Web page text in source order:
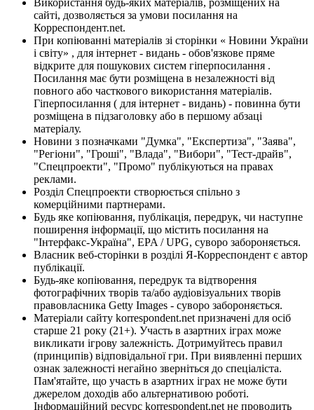
сайті, дозволяється за умови посилання на
Корреспондент.net.
При копіюванні матеріалів зі сторінки « Новини України
і світу» , для інтернет - видань - обов'язкове пряме
відкрите для пошукових систем гіперпосилання .
Посилання має бути розміщена в незалежності від
повного або часткового використання матеріалів.
Гіперпосилання ( для інтернет - видань) - повинна бути
розміщена в підзаголовку або в першому абзаці
матеріалу.
Новини з позначками "Думка", "Експертиза", "Заява",
"Регіони", "Гроші", "Влада", "Вибори", "Тест-драйв",
"Спецпроекти", "Промо" публікуються на правах
реклами.
Розділ Спецпроекти створюється спільно з
комерційними партнерами.
Будь яке копіювання, публікація, передрук, чи наступне
поширення інформації, що містить посилання на
"Інтерфакс-Україна", EPA / UPG, суворо забороняється.
Власник веб-сторінки в розділі Я-Корреспондент є автор
публікації.
Будь-яке копіювання, передрук та відтворення
фотографічних творів та/або аудіовізуальних творів
правовласника Getty Images - суворо забороняється.
Матеріали сайту korrespondent.net призначені для осіб
старше 21 року (21+). Участь в азартних іграх може
викликати ігрову залежність. Дотримуйтесь правил
(принципів) відповідальної гри. При виявленні перших
ознак залежності негайно зверніться до спеціаліста.
Пам'ятайте, що участь в азартних іграх не може бути
джерелом доходів або альтернативою роботі.
Інформаційний ресурс korrespondent.net не проводить